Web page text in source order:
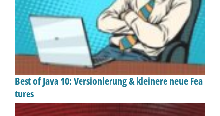
Best of Java 10: Versionierung & kleinere neue Fea
tures